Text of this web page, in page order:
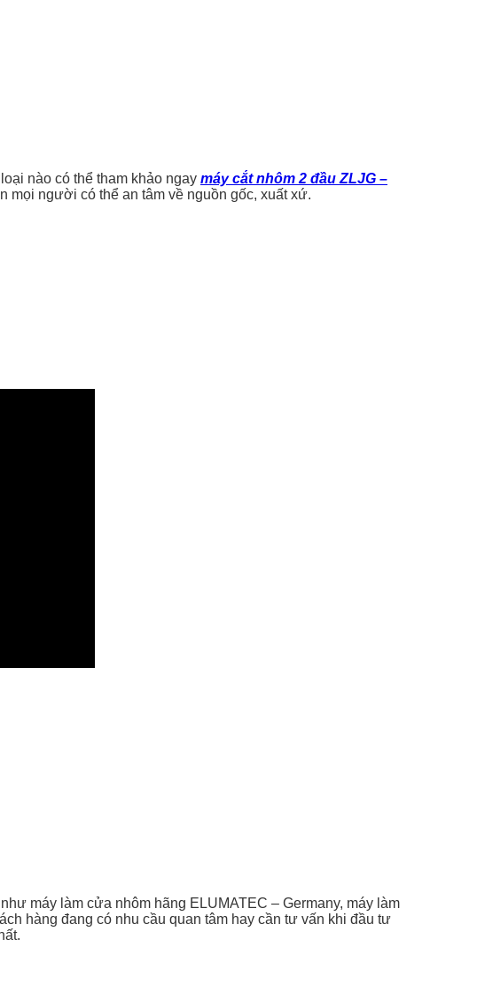
nào có thể tham khảo ngay máy cắt nhôm 2 đầu ZLJG –
mọi người có thể an tâm về nguồn gốc, xuất xứ.
máy làm cửa nhôm hãng ELUMATEC – Germany, máy làm
hàng đang có nhu cầu quan tâm hay cần tư vấn khi đầu tư